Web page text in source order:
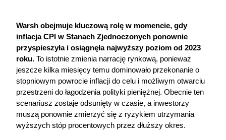
Warsh obejmuje kluczową rolę w momencie, gdy
inflacja CPI w Stanach Zjednoczonych ponownie
przyspieszyła i osiągnęła najwyższy poziom od 2023
roku. To istotnie zmienia narrację rynkową, ponieważ
jeszcze kilka miesięcy temu dominowało przekonanie o
stopniowym powrocie inflacji do celu i możliwym otwarciu
przestrzeni do łagodzenia polityki pieniężnej. Obecnie ten
scenariusz zostaje odsunięty w czasie, a inwestorzy
muszą ponownie zmierzyć się z ryzykiem utrzymania
wyższych stóp procentowych przez dłuższy okres.